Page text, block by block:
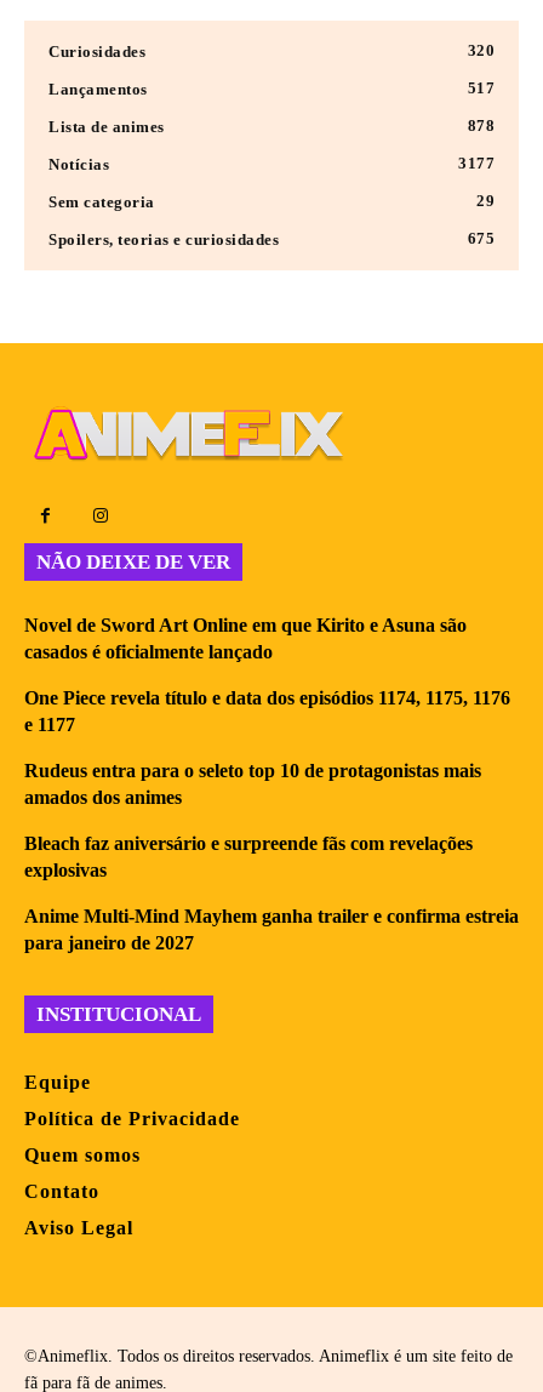
Curiosidades 320
Lançamentos 517
Lista de animes 878
Notícias 3177
Sem categoria 29
Spoilers, teorias e curiosidades 675
NÃO DEIXE DE VER
Novel de Sword Art Online em que Kirito e Asuna são
casados é oficialmente lançado
One Piece revela título e data dos episódios 1174, 1175, 1176
e 1177
Rudeus entra para o seleto top 10 de protagonistas mais
amados dos animes
Bleach faz aniversário e surpreende fãs com revelações
explosivas
Anime Multi-Mind Mayhem ganha trailer e confirma estreia
para janeiro de 2027
INSTITUCIONAL
Equipe
Política de Privacidade
Quem somos
Contato
Aviso Legal
©Animeflix. Todos os direitos reservados. Animeflix é um site feito de
fã para fã de animes.